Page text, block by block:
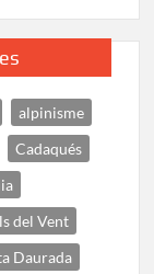
alpinisme
Cadaqués
del Vent
Daurada